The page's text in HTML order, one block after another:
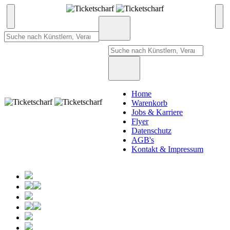
Home
Warenkorb
Jobs & Karriere
Flyer
Datenschutz
AGB's
Kontakt & Impressum